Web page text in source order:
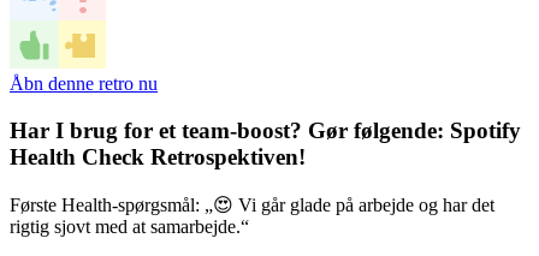
Åbn denne retro nu
Har I brug for et team-boost? Gør følgende: Spotify
Health Check Retrospektiven!
Første Health-spørgsmål: „😍 Vi går glade på arbejde og har det
rigtig sjovt med at samarbejde.“